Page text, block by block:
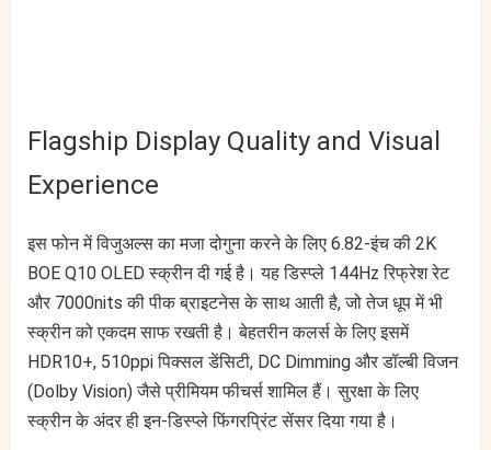
Flagship Display Quality and Visual
Experience
इस फोन में विजुअल्स का मजा दोगुना करने के लिए 6.82-इंच की 2K
BOE Q10 OLED स्क्रीन दी गई है। यह डिस्प्ले 144Hz रिफ्रेश रेट
और 7000nits की पीक ब्राइटनेस के साथ आती है, जो तेज धूप में भी
स्क्रीन को एकदम साफ रखती है। बेहतरीन कलर्स के लिए इसमें
HDR10+, 510ppi पिक्सल डेंसिटी, DC Dimming और डॉल्बी विजन
(Dolby Vision) जैसे प्रीमियम फीचर्स शामिल हैं। सुरक्षा के लिए
स्क्रीन के अंदर ही इन-डिस्प्ले फिंगरप्रिंट सेंसर दिया गया है।